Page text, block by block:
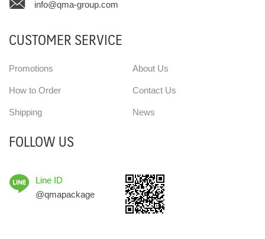
info@qma-group.com
CUSTOMER SERVICE
Promotions
How to Order
Shipping
About Us
Contact Us
News
FOLLOW US
Line ID
@qmapackage